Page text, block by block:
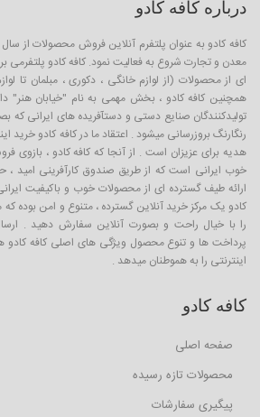
درباره کافه کادو
معدن و تجارت شروع به فعالیت نمود. کافه کادو
ای از محصولات (از لوازم خانگی ، دکوری ، مبلمان تا
همچنین کافه کادو ، بخش مهمی به نام "خیابان هنر"
تولیدکنندگان صنایع دستی و دستآفریده های ایرانی که
رنگارنگ بروزرسانی میشود . اعتقاد ما در کافه کادو خرید
خوب ایرانی است که از طریق صندوق کارآفرینی امید ،
ارائه طیف گسترده ای از محصولات خوب و باکیفیت
کادو یک مرکز خرید آنلاین گسترده ، متنوع و امن بوده که
را با خیال راحت و بصورت آنلاین سفارش دهید .
پرداخت ها و تنوع محصول ویژگی های اصلی کافه
اینترنتی را به هموطنان میدهد .
کافه کادو
صفحه اصلی
محصولات تازه رسیده
پیگیری سفارشات